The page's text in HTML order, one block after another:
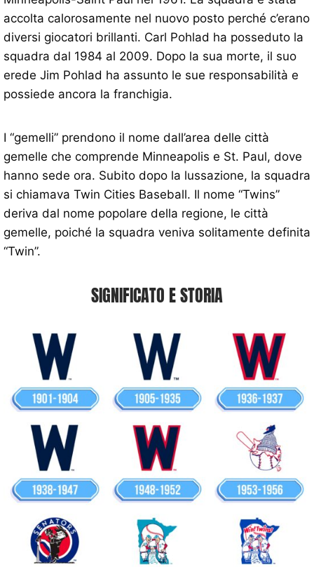
accolta calorosamente nel nuovo posto perché c’erano
diversi giocatori brillanti. Carl Pohlad ha posseduto la
squadra dal 1984 al 2009. Dopo la sua morte, il suo
erede Jim Pohlad ha assunto le sue responsabilità e
possiede ancora la franchigia.
I “gemelli” prendono il nome dall’area delle città
gemelle che comprende Minneapolis e St. Paul, dove
hanno sede ora. Subito dopo la lussazione, la squadra
si chiamava Twin Cities Baseball. Il nome “Twins”
deriva dal nome popolare della regione, le città
gemelle, poiché la squadra veniva solitamente definita
“Twin”.
SIGNIFICATO E STORIA